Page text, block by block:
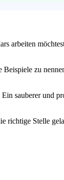
arbeiten
Beispiele zu
sauberer und
richtige Stelle